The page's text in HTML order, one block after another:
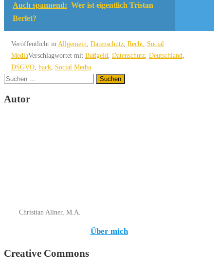
Auch spannend: Wer ist eigentlich Tristan
Berlet?
Veröffentlicht in Allgemein Datenschutz Recht Social
MediaVerschlagwortet mit Bußgeld Datenschutz Deutschland
DSGVO hack Social Media
Suchen
Autor
Christian Allner, M.A.
Über mich
Creative Commons